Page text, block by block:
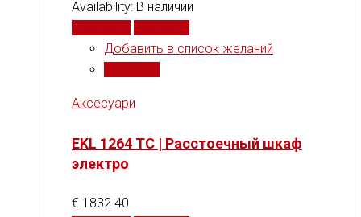
Availability: В наличии
Добавить в список желаний
Аксесуари
EKL 1264 TC | Расстоечный шкаф
электро
€ 1832.40